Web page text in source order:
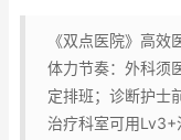
《双点医院》高
体力节奏：外科须
定排班；诊断护士
治疗科室可用Lv3+